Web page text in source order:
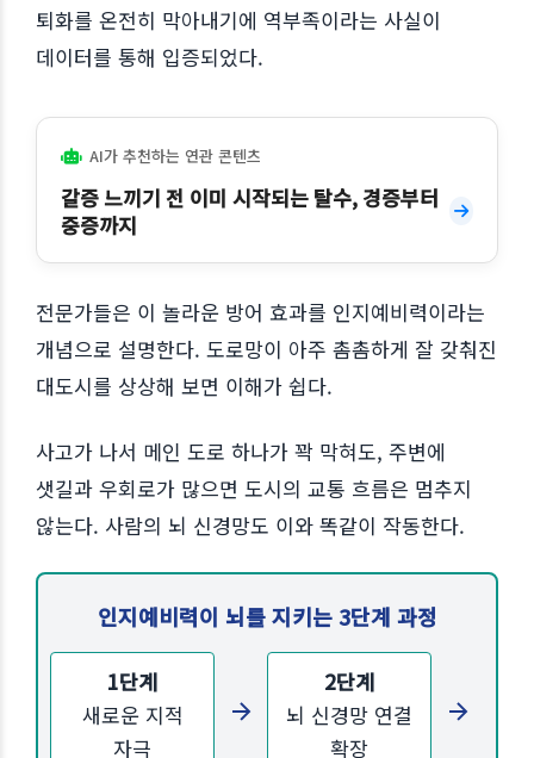
퇴화를 온전히 막아내기에 역부족이라는 사실이
데이터를 통해 입증되었다.
AI가 추천하는 연관 콘텐츠
갈증 느끼기 전 이미 시작되는 탈수, 경증부터
중증까지
전문가들은 이 놀라운 방어 효과를 인지예비력이라는
개념으로 설명한다. 도로망이 아주 촘촘하게 잘 갖춰진
대도시를 상상해 보면 이해가 쉽다.
사고가 나서 메인 도로 하나가 꽉 막혀도, 주변에
샛길과 우회로가 많으면 도시의 교통 흐름은 멈추지
않는다. 사람의 뇌 신경망도 이와 똑같이 작동한다.
인지예비력이 뇌를 지키는 3단계 과정
1단계
새로운 지적
자극
2단계
뇌 신경망 연결
확장